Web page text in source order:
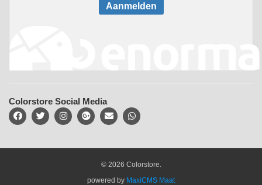
Aanmelden
Colorstore Social Media
© 2026 Colorstore.
powered by MaxiCMS Maat